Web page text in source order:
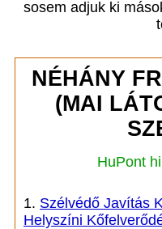
sosem adjuk ki
NÉHÁNY
(MAI
HuPont
1. Szélvédő Javítás
Helyszíni